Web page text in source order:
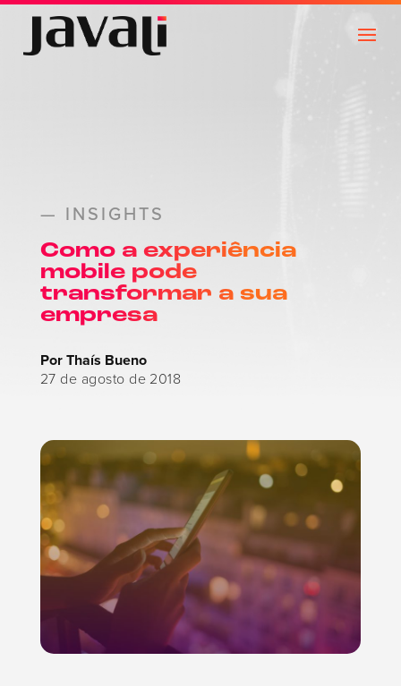
— INSIGHTS
Como a experiência
mobile pode
transformar a sua
empresa
Por Thaís Bueno
27 de agosto de 2018